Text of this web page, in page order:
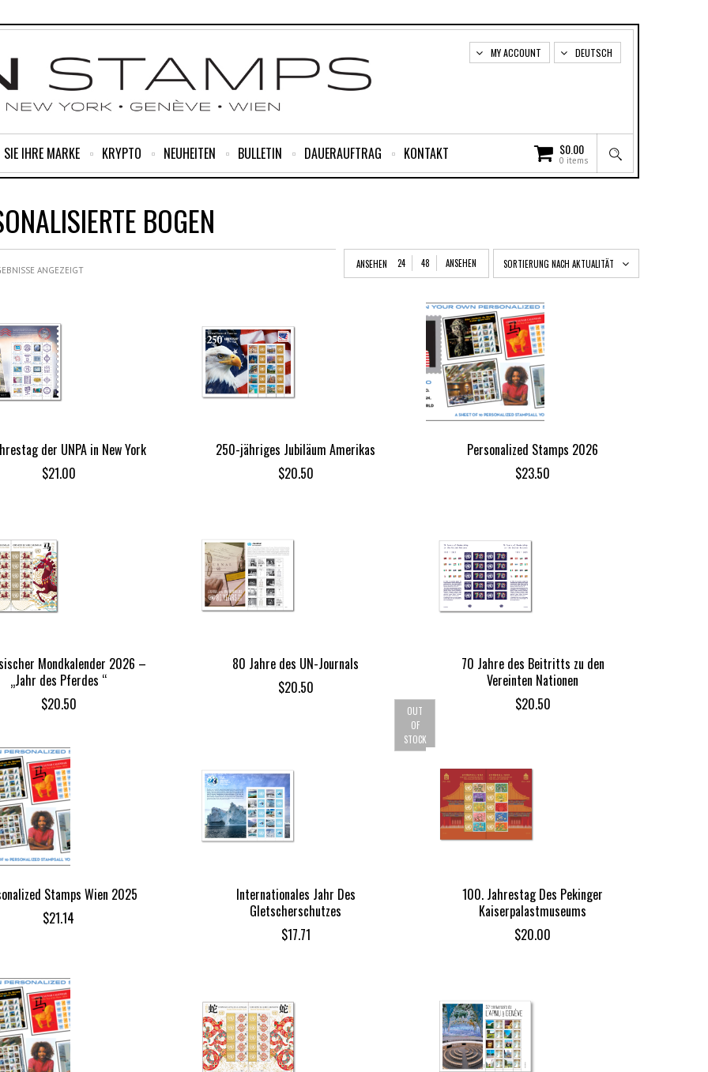
DEUTSCH
MY ACCOUNT
$0.00
0 items
IHRE MARKE KRYPTO NEUHEITEN BULLETIN DAUERAUFTRAG KONTAKT
BOGEN
ANGEZEIGT ANSEHEN 24 48 ANSEHEN SORTIERUNG NACH AKTUALITÄT
der UNPA in New York
$21.00
250-jähriges Jubiläum Amerikas
$20.50
Personalized Stamps 2026
$23.50
Mondkalender 2026 –
„Jahr des Pferdes “
$20.50
80 Jahre des UN-Journals
$20.50
70 Jahre des Beitritts zu den
Vereinten Nationen
$20.50
Stamps Wien 2025
$21.14
Internationales Jahr Des
Gletscherschutzes
$17.71
OUT
OF
STOCK
100. Jahrestag Des Pekinger
Kaiserpalastmuseums
$20.00